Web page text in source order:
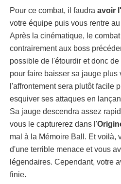
Pour ce combat, il faudra avoir
votre équipe puis vous rentre
Après la cinématique, le
contrairement aux boss
possible de l'étourdir et donc
pour faire baisser sa jauge plus
l'affrontement sera plutôt facile
esquiver ses attaques en
Sa jauge descendra assez
vous le capturerez dans l'
mal à la Mémoire Ball. Et voilà,
d'une terrible menace et vous
légendaires. Cependant, votre
finie.